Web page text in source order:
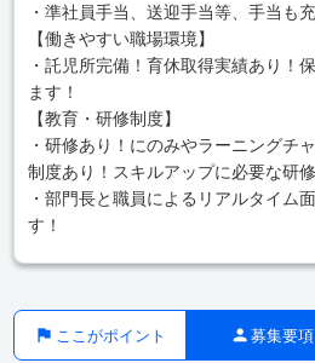
・準社員手当、送迎手当等、手当も
【働きやすい職場環境】
・託児所完備！育休取得実績あり！
ます！
【教育・研修制度】
・研修あり！にのみやラーニングチ
制度あり！スキルアップに必要な研
・部門長と職員によるリアルタイム
す！
ここがポイント 募集要項